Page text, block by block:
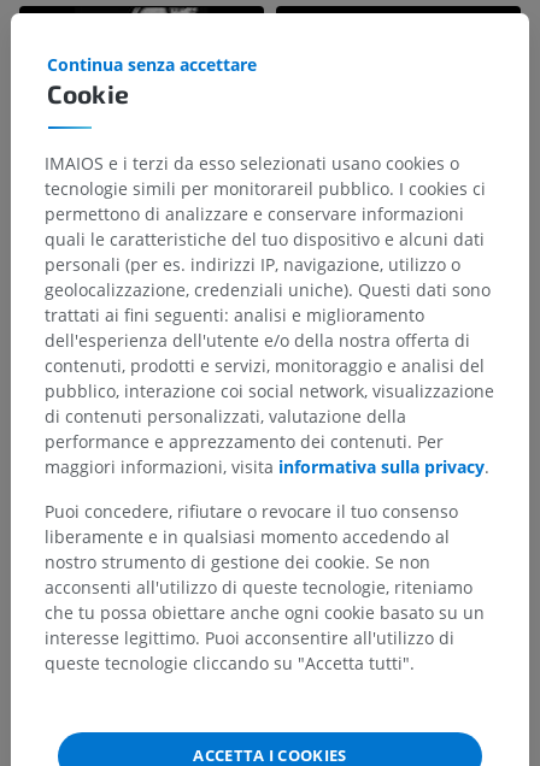
Cookie
Continua senza accettare
IMAIOS e i terzi da esso selezionati usano cookies o
tecnologie simili per monitorareil pubblico. I cookies ci
permettono di analizzare e conservare informazioni
quali le caratteristiche del tuo dispositivo e alcuni dati
personali (per es. indirizzi IP, navigazione, utilizzo o
geolocalizzazione, credenziali uniche). Questi dati sono
trattati ai fini seguenti: analisi e miglioramento
dell'esperienza dell'utente e/o della nostra offerta di
contenuti, prodotti e servizi, monitoraggio e analisi del
pubblico, interazione coi social network, visualizzazione
di contenuti personalizzati, valutazione della
performance e apprezzamento dei contenuti. Per
maggiori informazioni, visita informativa sulla privacy.
Puoi concedere, rifiutare o revocare il tuo consenso
liberamente e in qualsiasi momento accedendo al
nostro strumento di gestione dei cookie. Se non
acconsenti all'utilizzo di queste tecnologie, riteniamo
che tu possa obiettare anche ogni cookie basato su un
interesse legittimo. Puoi acconsentire all'utilizzo di
queste tecnologie cliccando su "Accetta tutti".
ACCETTA I COOKIES